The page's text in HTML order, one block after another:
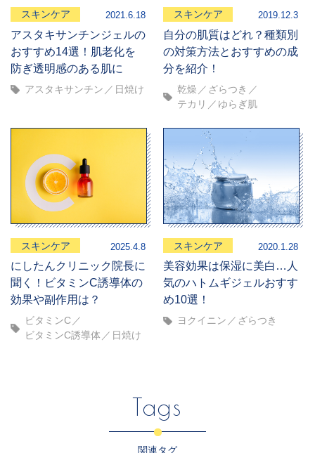
スキンケア 2021.6.18
アスタキサンチンジェルの
おすすめ14選！肌老化を
防ぎ透明感のある肌に
アスタキサンチン 日焼け
スキンケア 2019.12.3
自分の肌質はどれ？種類別
の対策方法とおすすめの成
分を紹介！
乾燥
ざらつき
テカリ
ゆらぎ肌
スキンケア 2025.4.8
にしたんクリニック院長に
聞く！ビタミンC誘導体の
効果や副作用は？
ビタミンC
ビタミンC誘導体
日焼け
スキンケア 2020.1.28
美容効果は保湿に美白…人
気のハトムギジェルおすす
め10選！
ヨクイニン ざらつき
Tags
関連タグ